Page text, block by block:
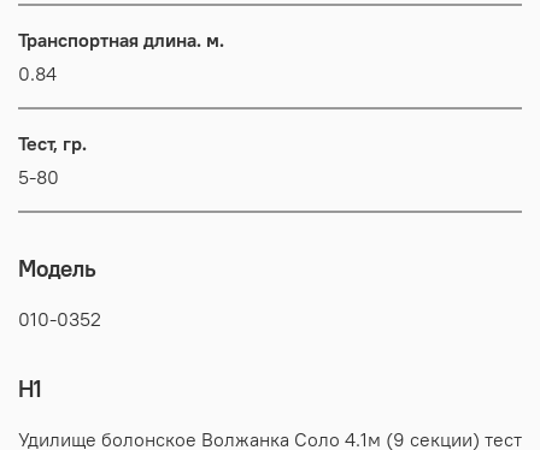
Транспортная длина. м.
0.84
Тест, гр.
5-80
Модель
010-0352
H1
Удилище болонское Волжанка Соло 4.1м (9 секции) тест